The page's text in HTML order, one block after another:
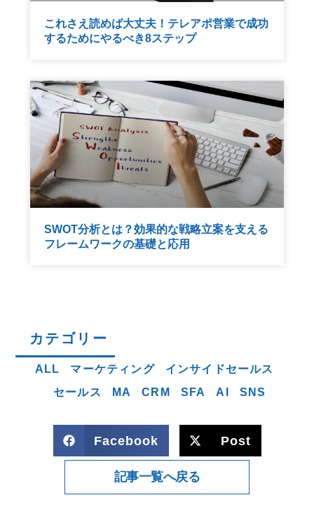
これさえ読めば大丈夫！テレアポ営業で成功
するためにやるべき8ステップ
SWOT分析とは？効果的な戦略立案を支える
フレームワークの基礎と応用
カテゴリー
ALL マーケティング
インサイドセールス
セールス
MA CRM SFA AI SNS
Facebook Post
記事一覧へ戻る